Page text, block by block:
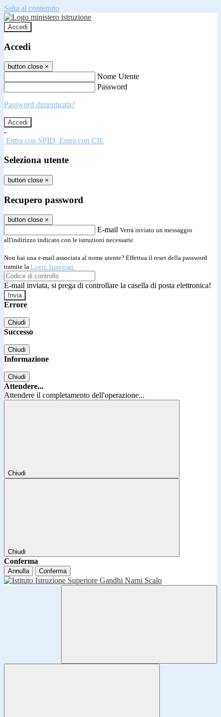
Salta al contenuto
Accedi
Accedi
button close ×
Nome Utente
Password
Password dimenticata?
-
Entra con SPID Entra con CIE
Seleziona utente
button close ×
Recupero password
button close ×
E-mail Verrà inviato un messaggio
all'indirizzo indicato con le istruzioni necessarie.
Non hai una e-mail associata al nome utente? Effettua il reset della password
tramite la Login Spaggiari
E-mail inviata, si prega di controllare la casella di posta elettronica!
Errore
Chiudi
Successo
Chiudi
Informazione
Chiudi
Attendere...
Attendere il completamento dell'operazione...
Chiudi
Chiudi
Conferma
Annulla Conferma